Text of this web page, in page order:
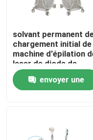
Maison
Produits
Vidéos
solvant permanent
chargement initial de
machine d'épilation
laser de diode de
3000w 50j/Cm2
SHR
envoyer une